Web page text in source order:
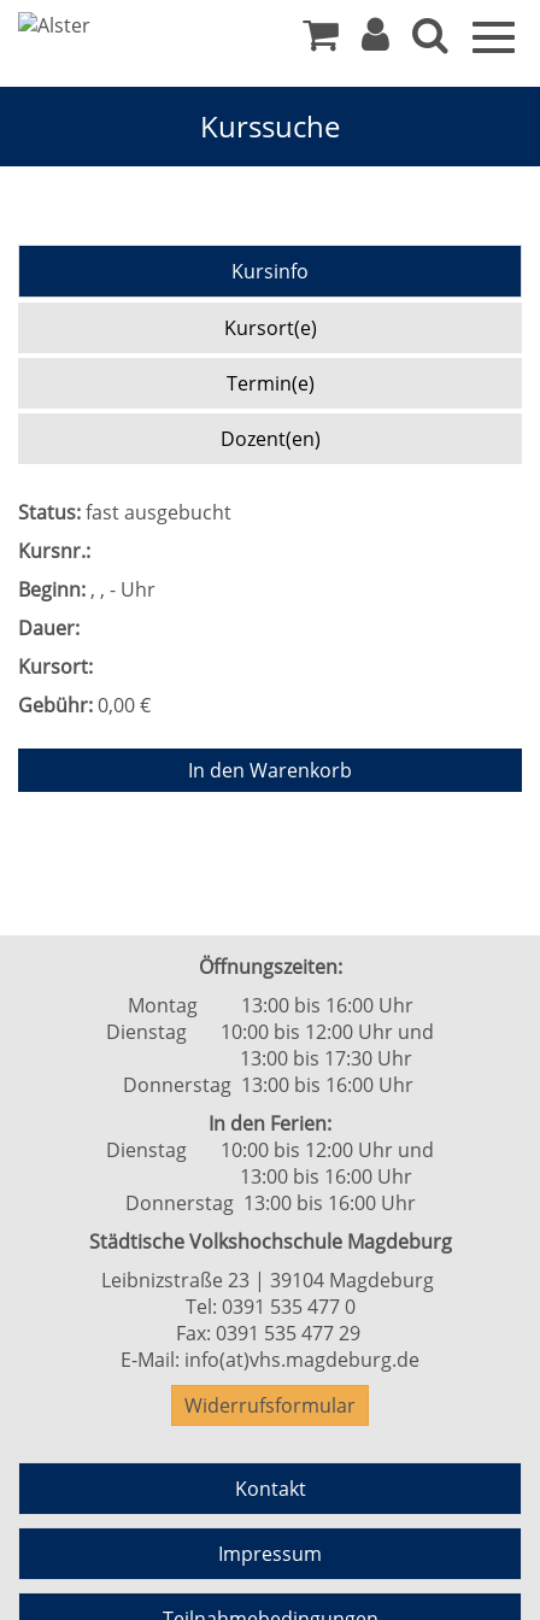
Kurssuche
Kursinfo
Kursort(e)
Termin(e)
Dozent(en)
Status:fast ausgebucht
Kursnr.:
Beginn: , , - Uhr
Dauer:
Kursort:
Gebühr:0,00 €
In den Warenkorb
Öffnungszeiten:
Montag 13:00 bis 16:00 Uhr
Dienstag 10:00 bis 12:00 Uhr und
13:00 bis 17:30 Uhr
Donnerstag 13:00 bis 16:00 Uhr
In den Ferien:
Dienstag 10:00 bis 12:00 Uhr und
13:00 bis 16:00 Uhr
Donnerstag 13:00 bis 16:00 Uhr
Städtische Volkshochschule Magdeburg
Leibnizstraße 23 | 39104 Magdeburg
Tel: 0391 535 477 0
Fax: 0391 535 477 29
E-Mail: info(at)vhs.magdeburg.de
Widerrufsformular
Kontakt
Impressum